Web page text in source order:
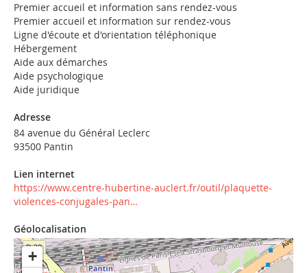
Premier accueil et information sans rendez-vous
Premier accueil et information sur rendez-vous
Ligne d'écoute et d'orientation téléphonique
Hébergement
Aide aux démarches
Aide psychologique
Aide juridique
Adresse
84 avenue du Général Leclerc
93500 Pantin
Lien internet
https://www.centre-hubertine-auclert.fr/outil/plaquette-
violences-conjugales-pan…
Géolocalisation
+